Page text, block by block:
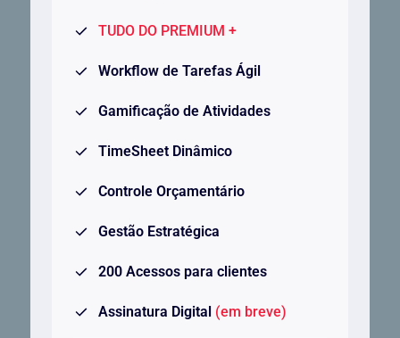
TUDO DO PREMIUM +
Workflow de Tarefas Ágil
Gamificação de Atividades
TimeSheet Dinâmico
Controle Orçamentário
Gestão Estratégica
200 Acessos para clientes
Assinatura Digital (em breve)